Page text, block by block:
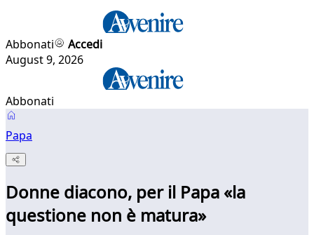
Abbonati
Accedi
August 9, 2026
Abbonati
Papa
Donne diacono, per il Papa «la
questione non è matura»